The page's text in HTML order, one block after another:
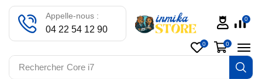
Rechercher Core i7
Appelle-nous :
04 22 54 12 90
0
0 0